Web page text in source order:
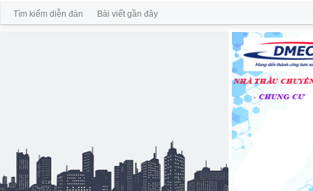
Tìm kiếm diễn đàn Bài viết gần đây